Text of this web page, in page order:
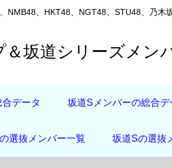
NMB48、HKT48、NGT48、STU48、乃
＆坂道シリーズメン
データ 坂道Sメンバーの総合デ
選抜メンバー一覧 坂道Sの選抜